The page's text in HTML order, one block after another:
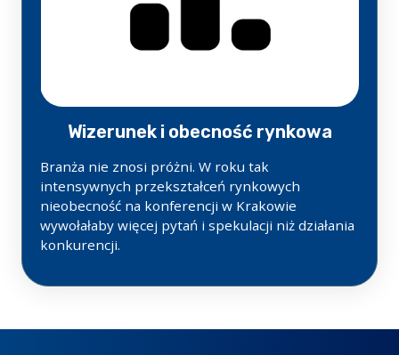
Wizerunek i obecność rynkowa
Branża nie znosi próżni. W roku tak
intensywnych przekształceń rynkowych
nieobecność na konferencji w Krakowie
wywołałaby więcej pytań i spekulacji niż działania
konkurencji.